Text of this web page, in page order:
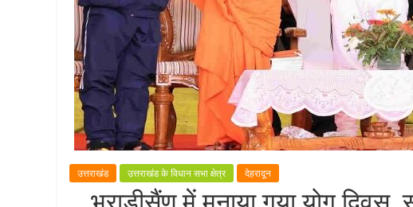
उत्तराखंड उत्तराखंड के विधान सभा क्षेत्र देहरादून